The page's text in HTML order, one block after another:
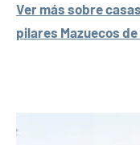
Ver más sobre
pilares Mazuecos